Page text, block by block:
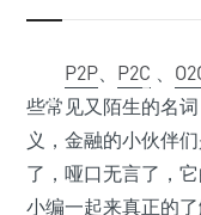
P2P、 P2C 、
些常见又陌生的名
义，金融的小伙伴
了，哑口无言了，
小编一起来真正的
•
•